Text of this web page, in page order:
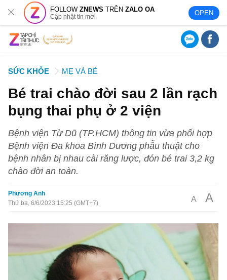
FOLLOWZNEWS TRÊNZALO OA
Cập nhật tin mới OPEN
SỨC KHỎE MẸ VÀ BÉ
Bé trai chào đời sau 2 lần rạch
bụng thai phụ ở 2 viện
Bệnh viện Từ Dũ (TP.HCM) thông tin vừa phối hợp
Bệnh viện Đa khoa Bình Dương phẫu thuật cho
bệnh nhân bị nhau cài răng lược, đón bé trai 3,2 kg
chào đời an toàn.
Phương Anh
Thứ ba, 6/6/2023 15:25 (GMT+7)
A A